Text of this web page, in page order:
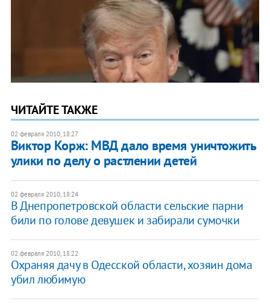
ЧИТАЙТЕ ТАКЖЕ
02 февраля 2010, 18:27
Виктор Корж: МВД дало время уничтожить
улики по делу о растлении детей
02 февраля 2010, 18:24
В Днепропетровской области сельские парни
били по голове девушек и забирали сумочки
02 февраля 2010, 18:22
Охраняя дачу в Одесской области, хозяин дома
убил любимую